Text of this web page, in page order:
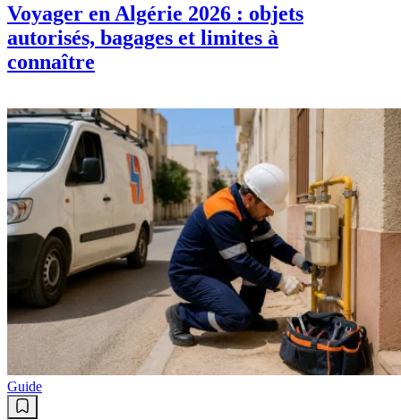
Voyager en Algérie 2026 : objets
autorisés, bagages et limites à
connaître
Guide